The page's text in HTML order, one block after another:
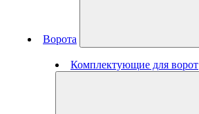
Ворота
Комплектующие для ворот